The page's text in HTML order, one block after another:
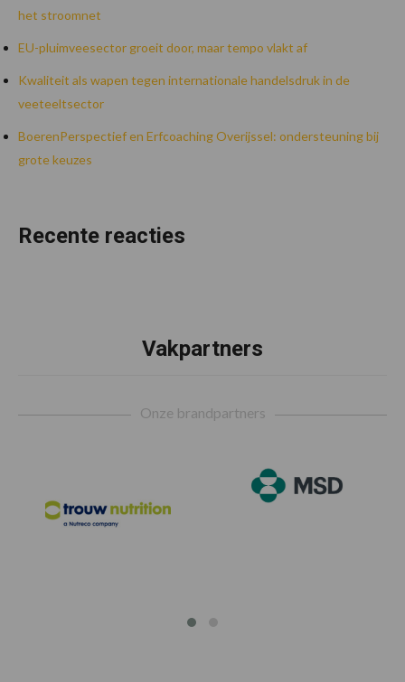
het stroomnet
EU-pluimveesector groeit door, maar tempo vlakt af
Kwaliteit als wapen tegen internationale handelsdruk in de
veeteeltsector
BoerenPerspectief en Erfcoaching Overijssel: ondersteuning bij
grote keuzes
Recente reacties
Vakpartners
Onze brandpartners